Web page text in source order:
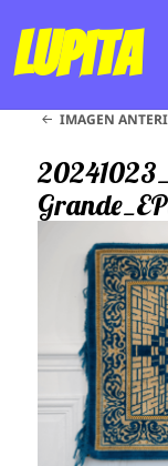
Lupita
IMAGEN